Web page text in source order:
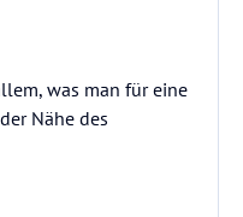
was man für eine
Nähe des